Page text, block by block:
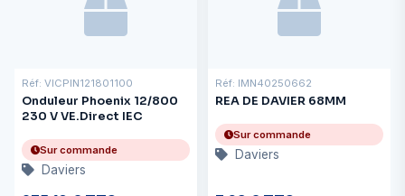
Réf: VICPIN121801100
Onduleur Phoenix 12/800
230 V VE.Direct IEC
Sur commande
Daviers
Réf: IMN40250662
REA DE DAVIER 68MM
Sur commande
Daviers